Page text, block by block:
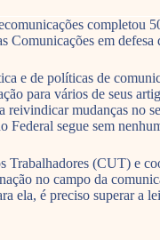
completou
em
e de políticas de
para vários de seus
mudanças no
segue sem
(CUT) e
no campo da
ela, é preciso superar